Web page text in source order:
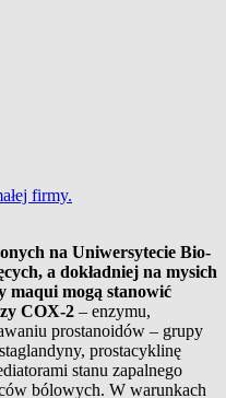
firmy.
na Uniwersytecie Bio-
a dokładniej na mysich
maqui mogą stanowić
COX-2 – enzymu,
prostanoidów – grupy
prostacyklinę
stanu zapalnego
bólowych. W warunkach